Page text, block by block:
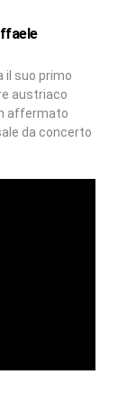
il suo primo
austriaco
affermato
da concerto